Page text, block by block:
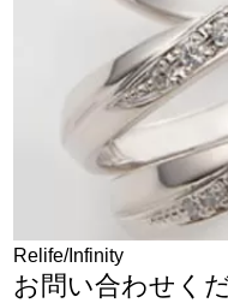
Relife/Infinity
お問い合わせく